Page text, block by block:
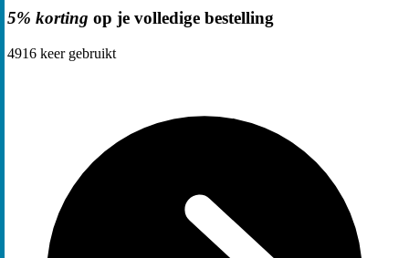
5% korting op je volledige bestelling
4916 keer gebruikt